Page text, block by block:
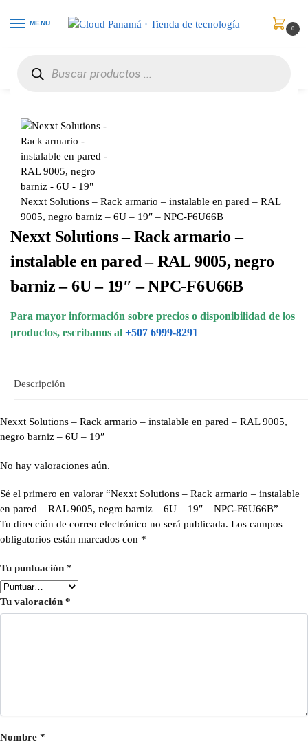
MENU
0
Nexxt Solutions – Rack armario – instalable en pared – RAL
9005, negro barniz – 6U – 19″ – NPC-F6U66B
Nexxt Solutions – Rack armario –
instalable en pared – RAL 9005, negro
barniz – 6U – 19″ – NPC-F6U66B
Para mayor información sobre precios o disponibilidad de los
productos, escribanos al +507 6999-8291
Descripción
Nexxt Solutions – Rack armario – instalable en pared – RAL 9005,
negro barniz – 6U – 19″
No hay valoraciones aún.
Sé el primero en valorar “Nexxt Solutions – Rack armario – instalable
en pared – RAL 9005, negro barniz – 6U – 19″ – NPC-F6U66B”
Tu dirección de correo electrónico no será publicada. Los campos
obligatorios están marcados con *
Tu puntuación *
Tu valoración *
Nombre *